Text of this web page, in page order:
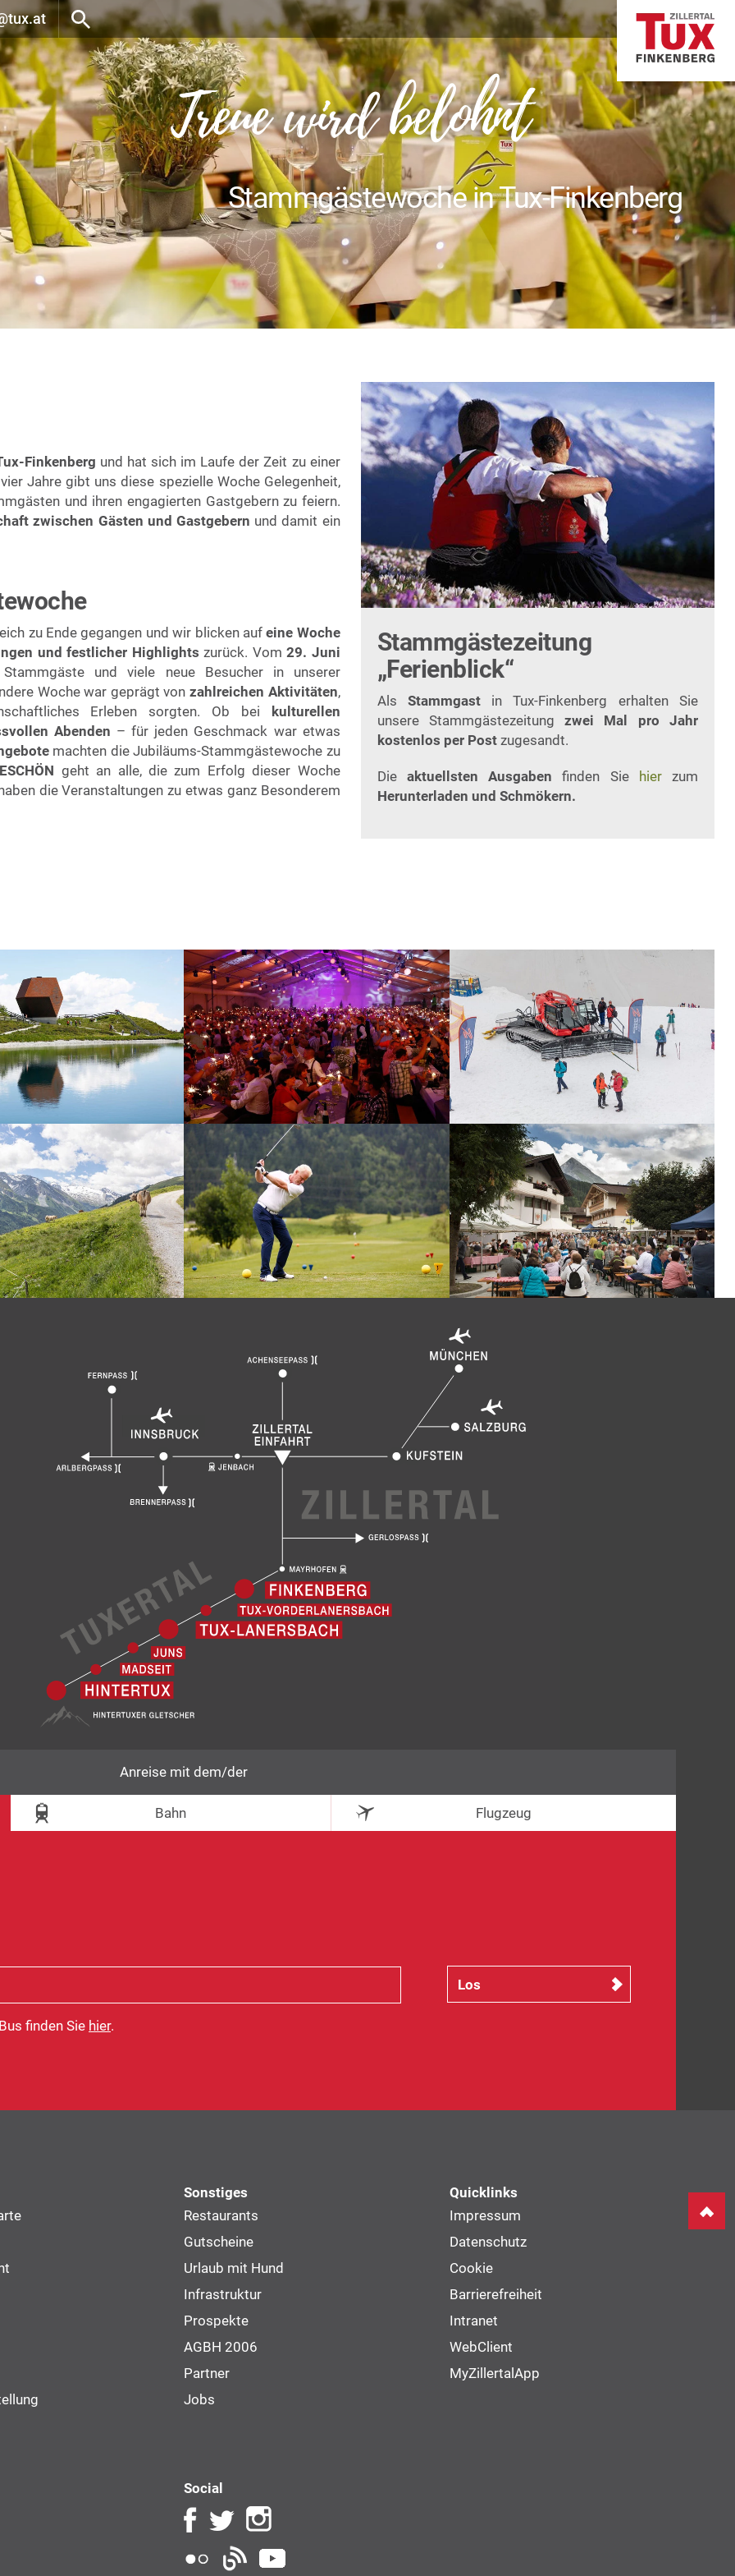
Treue wird belohnt
Stammgästewoche in Tux-Finkenberg
Finkenberg und hat sich im Laufe der Zeit zu einer
Jahre gibt uns diese spezielle Woche Gelegenheit,
und ihren engagierten Gastgebern zu feiern.
zwischen Gästen und Gastgebern und damit ein
zu Ende gegangen und wir blicken aufeine Woche
und festlicher Highlights zurück. Vom29. Juni
und viele neue Besucher in unserer
Woche war geprägt von zahlreichen Aktivitäten,
Erleben sorgten. Ob bei kulturellen
Abenden – für jeden Geschmack war etwas
machten die Jubiläums-Stammgästewoche zu
geht an alle, die zum Erfolg dieser Woche
die Veranstaltungen zu etwas ganz Besonderem
Stammgästezeitung
„Ferienblick“
Als Stammgast in Tux-Finkenberg erhalten Sie
unsere Stammgästezeitungzwei Mal pro Jahr
kostenlos per Post zugesandt.
Die aktuellsten Ausgaben finden Sie hierzum
Herunterladen und Schmökern.
Anreise mit dem/der
Bahn Flugzeug
finden Sie hier.
Sonstiges
Restaurants
Gutscheine
Urlaub mit Hund
Infrastruktur
Prospekte
AGBH 2006
Partner
Jobs
Quicklinks
Impressum
Datenschutz
Cookie
Barrierefreiheit
Intranet
WebClient
MyZillertalApp
Social